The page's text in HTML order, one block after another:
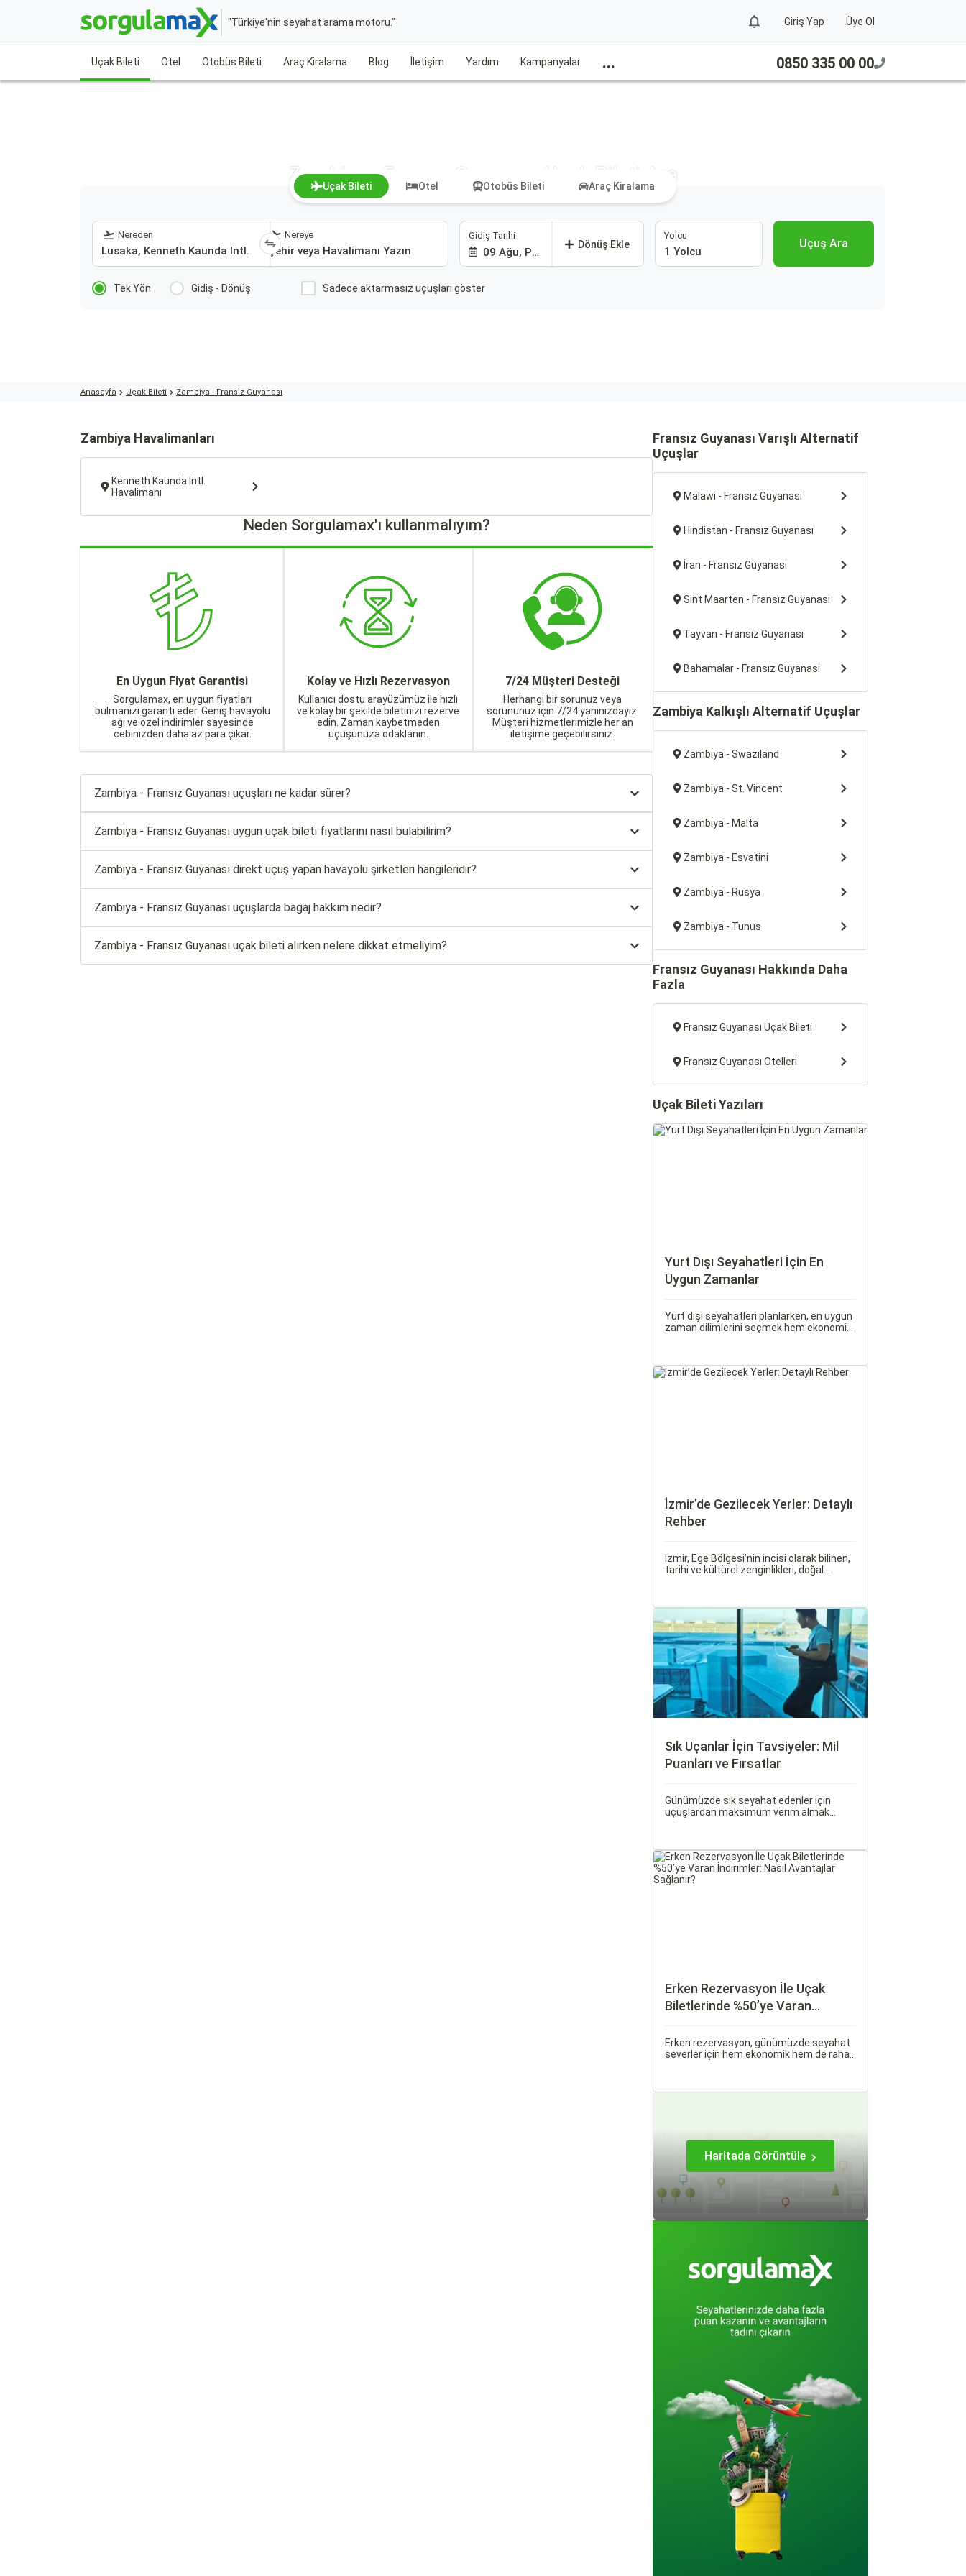
"Türkiye'nin seyahat arama motoru." Giriş Yap Üye Ol
Uçak Bileti Otel Otobüs Bileti Araç Kiralama Blog İletişim Yardım Kampanyalar ... 0850 335 00 00
Zambiya - Fransız Guyanası Uçak Bileti Ara
Uçak Bileti Otel Otobüs Bileti Araç Kiralama
Nereden Nereye Gidiş Tarihi
09 Ağu, Paz
Dönüş Ekle
Yolcu
1 Yolcu
Uçuş Ara
Tek Yön Gidiş - Dönüş Sadece aktarmasız uçuşları göster
Anasayfa Uçak Bileti Zambiya - Fransız Guyanası
Zambiya Havalimanları
Kenneth Kaunda Intl.
Havalimanı
Neden Sorgulamax'ı kullanmalıyım?
En Uygun Fiyat Garantisi
Sorgulamax, en uygun fiyatları
bulmanızı garanti eder. Geniş havayolu
ağı ve özel indirimler sayesinde
cebinizden daha az para çıkar.
Kolay ve Hızlı Rezervasyon
Kullanıcı dostu arayüzümüz ile hızlı
ve kolay bir şekilde biletinizi rezerve
edin. Zaman kaybetmeden
uçuşunuza odaklanın.
7/24 Müşteri Desteği
Herhangi bir sorunuz veya
sorununuz için 7/24 yanınızdayız.
Müşteri hizmetlerimizle her an
iletişime geçebilirsiniz.
Zambiya - Fransız Guyanası uçuşları ne kadar sürer?
Zambiya - Fransız Guyanası uygun uçak bileti fiyatlarını nasıl bulabilirim?
Zambiya - Fransız Guyanası direkt uçuş yapan havayolu şirketleri hangileridir?
Zambiya - Fransız Guyanası uçuşlarda bagaj hakkım nedir?
Zambiya - Fransız Guyanası uçak bileti alırken nelere dikkat etmeliyim?
Fransız Guyanası Varışlı Alternatif
Uçuşlar
Malawi - Fransız Guyanası
Hindistan - Fransız Guyanası
İran - Fransız Guyanası
Sint Maarten - Fransız Guyanası
Tayvan - Fransız Guyanası
Bahamalar - Fransız Guyanası
Zambiya Kalkışlı Alternatif Uçuşlar
Zambiya - Swaziland
Zambiya - St. Vincent
Zambiya - Malta
Zambiya - Esvatini
Zambiya - Rusya
Zambiya - Tunus
Fransız Guyanası Hakkında Daha
Fazla
Fransız Guyanası Uçak Bileti
Fransız Guyanası Otelleri
Uçak Bileti Yazıları
Yurt Dışı Seyahatleri İçin En
Uygun Zamanlar
Yurt dışı seyahatleri planlarken, en uygun
zaman dilimlerini seçmek hem ekonomik
günlerini ve Sorgulamax.
İzmir’de Gezilecek Yerler: Detaylı
Rehber
İzmir, Ege Bölgesi’nin incisi olarak bilinen,
tarihi ve kültürel zenginlikleri, doğal
ait tarihi eserleri, eşsiz plajları ve renkli
gece hayatı ile ziyaretçilerine unutulmaz
deneyimler sunmaktadır.
Sık Uçanlar İçin Tavsiyeler: Mil
Puanları ve Fırsatlar
Günümüzde sık seyahat edenler için
uçuşlardan maksimum verim almak
Erken Rezervasyon İle Uçak
Biletlerinde %50’ye Varan
Sağlanır?
Erken rezervasyon, günümüzde seyahat
severler için hem ekonomik hem de rahat
Haritada Görüntüle